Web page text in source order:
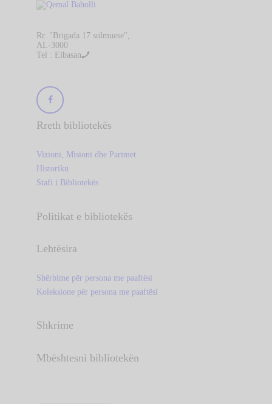
Rr. "Brigada 17 sulmuese",
AL-3000
Tel : Elbasan
Rreth bibliotekës
Vizioni, Misioni dhe Parimet
Historiku
Stafi i Bibliotekës
Politikat e bibliotekës
Lehtësira
Shërbime për persona me paaftësi
Koleksione për persona me paaftësi
Shkrime
Mbështesni bibliotekën